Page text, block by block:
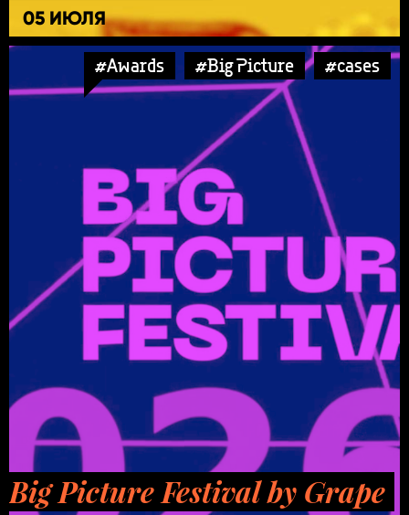
05 ИЮЛЯ
#Awards #Big Picture #cases
Big Picture Festival by Grape